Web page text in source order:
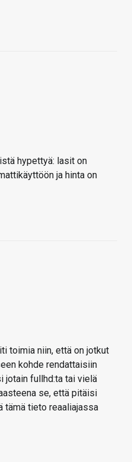
hypettyä: lasit on
ja hinta on
toimia niin, että on jotkut
kohde rendattaisiin
jotain fullhd:ta tai vielä
se, että pitäisi
tämä tieto reaaliajassa